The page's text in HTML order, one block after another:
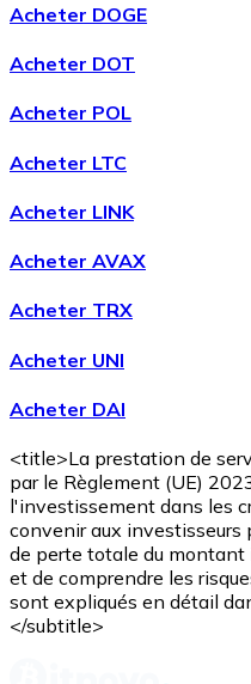
Acheter DOGE
Acheter DOT
Acheter POL
Acheter LTC
Acheter LINK
Acheter AVAX
Acheter TRX
Acheter UNI
Acheter DAI
<title>La prestation de
par le Règlement (UE)
l'investissement dans les
convenir aux investisseurs
de perte totale du
et de comprendre les
sont expliqués en détail
</subtitle>